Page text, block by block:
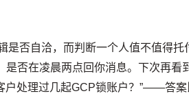
是否自洽，而判断一个人值不值得托
否在凌晨两点回你消息。下次再看
户处理过几起GCP锁账户？”——答案